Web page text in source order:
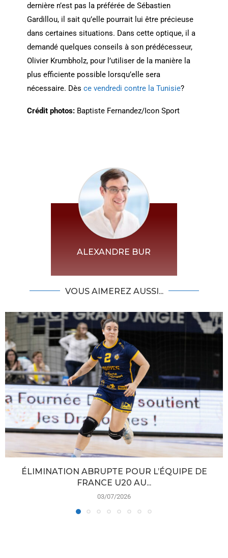
dernière n’est pas la préférée de Sébastien
Gardillou, il sait qu’elle pourrait lui être précieuse
dans certaines situations. Dans cette optique, il a
demandé quelques conseils à son prédécesseur,
Olivier Krumbholz, pour l’utiliser de la manière la
plus efficiente possible lorsqu’elle sera
nécessaire. Dès ce vendredi contre la Tunisie?
Crédit photos: Baptiste Fernandez/Icon Sport
ALEXANDRE BUR
VOUS AIMEREZ AUSSI...
ÉLIMINATION ABRUPTE POUR L’ÉQUIPE DE
FRANCE U20 AU...
03/07/2026